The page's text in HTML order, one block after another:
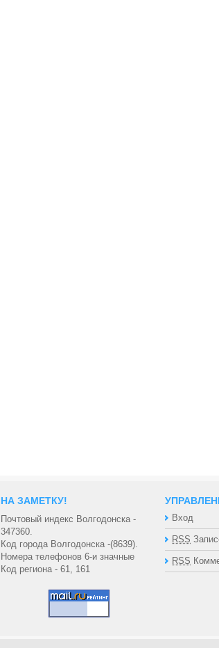
НА ЗАМЕТКУ!
Почтовый индекс Волгодонска -
347360.
Код города Волгодонска -(8639).
Номера телефонов 6-и значные
Код региона - 61, 161
Вход
RSS
RSS